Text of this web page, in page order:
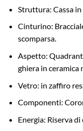
Struttura: Cassa
Cinturino:
scomparsa.
Aspetto:
ghiera in ceramica
Vetro: in zaffiro
Componenti:
Energia: Riserva